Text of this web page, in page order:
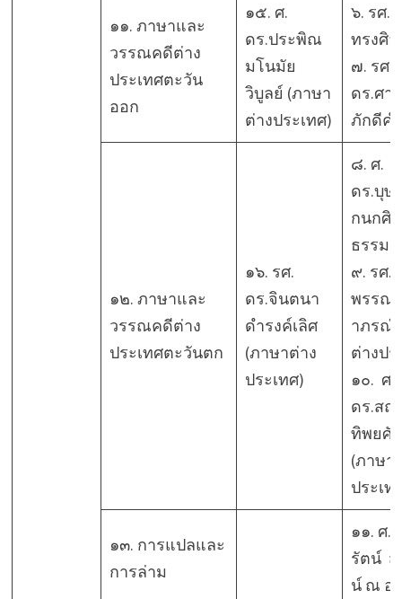
๑๑. ภาษาและ
วรรณคดีต่าง
ประเทศตะวัน
ออก
๑๕. ศ.
ดร.ประพิณ
มโนมัย
วิบูลย์ (ภาษา
ต่างประเทศ)
๖. รศ.
ทรงศิ
๗. รศ.
ดร.ศา
ภักดีคำ
๑๒. ภาษาและ
วรรณคดีต่าง
ประเทศตะวันตก
๑๖. รศ.
ดร.จินตนา
ดำรงค์เลิศ
(ภาษาต่าง
ประเทศ)
๘. ศ.
ดร.บุษ
กนกศิ
ธรรม
๙. รศ.
พรรณ
าภรณ์
ต่างปร
๑๐. ศ.
ดร.สถ
ทิพยศั
(ภาษา
ประเท
๑๓. การแปลและ
การล่าม
๑๑. ศ.
รัตน์ ส
น์ ณ อ